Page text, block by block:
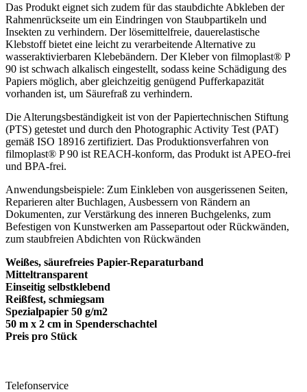
Das Produkt eignet sich zudem für das staubdichte Abkleben der
Rahmenrückseite um ein Eindringen von Staubpartikeln und
Insekten zu verhindern. Der lösemittelfreie, dauerelastische
Klebstoff bietet eine leicht zu verarbeitende Alternative zu
wasseraktivierbaren Klebebändern. Der Kleber von filmoplast® P
90 ist schwach alkalisch eingestellt, sodass keine Schädigung des
Papiers möglich, aber gleichzeitig genügend Pufferkapazität
vorhanden ist, um Säurefraß zu verhindern.
Die Alterungsbeständigkeit ist von der Papiertechnischen Stiftung
(PTS) getestet und durch den Photographic Activity Test (PAT)
gemäß ISO 18916 zertifiziert. Das Produktionsverfahren von
filmoplast® P 90 ist REACH-konform, das Produkt ist APEO-frei
und BPA-frei.
Anwendungsbeispiele: Zum Einkleben von ausgerissenen Seiten,
Reparieren alter Buchlagen, Ausbessern von Rändern an
Dokumenten, zur Verstärkung des inneren Buchgelenks, zum
Befestigen von Kunstwerken am Passepartout oder Rückwänden,
zum staubfreien Abdichten von Rückwänden
Weißes, säurefreies Papier-Reparaturband
Mitteltransparent
Einseitig selbstklebend
Reißfest, schmiegsam
Spezialpapier 50 g/m2
50 m x 2 cm in Spenderschachtel
Preis pro Stück
Telefonservice